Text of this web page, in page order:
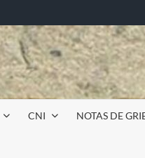
CNI NOTAS DE